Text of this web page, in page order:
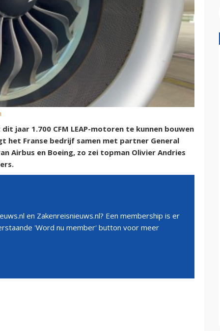
jaar 1.700 CFM LEAP-motoren te kunnen bouwen
het Franse bedrijf samen met partner General
Airbus en Boeing, zo zei topman Olivier Andries
en Zakenreisnieuws.nl? Een membership is er
'Word nu member' button voor meer